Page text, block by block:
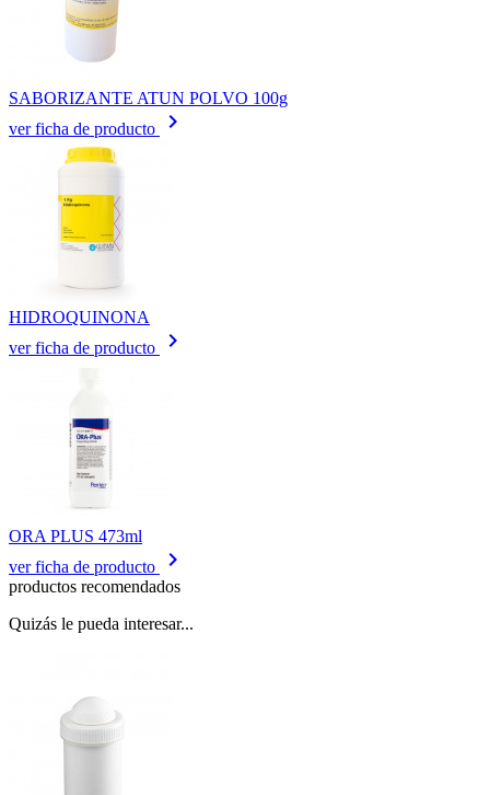
SABORIZANTE ATUN POLVO 100g
ver ficha de producto
keyboard_arrow_right
HIDROQUINONA
ver ficha de producto
keyboard_arrow_right
ORA PLUS 473ml
ver ficha de producto
keyboard_arrow_right
productos recomendados
Quizás le pueda interesar...